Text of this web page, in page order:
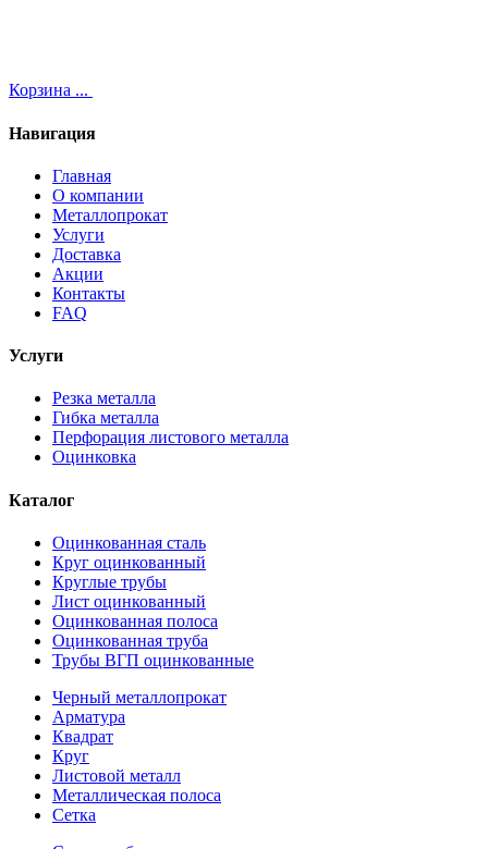
Корзина ...
Навигация
Главная
О компании
Металлопрокат
Услуги
Доставка
Акции
Контакты
FAQ
Услуги
Резка металла
Гибка металла
Перфорация листового металла
Оцинковка
Каталог
Оцинкованная сталь
Круг оцинкованный
Круглые трубы
Лист оцинкованный
Оцинкованная полоса
Оцинкованная труба
Трубы ВГП оцинкованные
Черный металлопрокат
Арматура
Квадрат
Круг
Листовой металл
Металлическая полоса
Сетка